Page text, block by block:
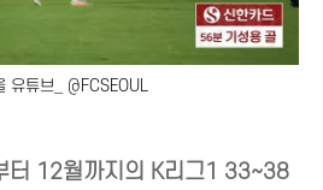
유튜브_ @FCSEOUL
터 12월까지의 K리그1 33~38